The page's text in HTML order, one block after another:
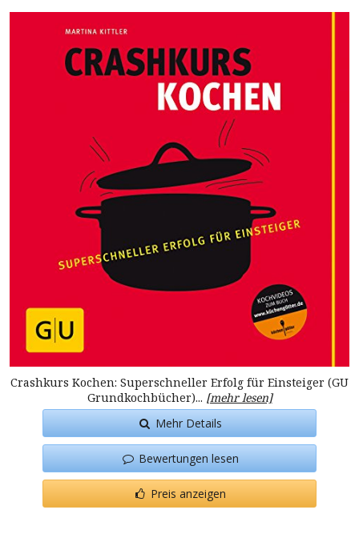
Crashkurs Kochen: Superschneller Erfolg für Einsteiger (GU
Grundkochbücher)... [mehr lesen]
Mehr Details
Bewertungen lesen
Preis anzeigen